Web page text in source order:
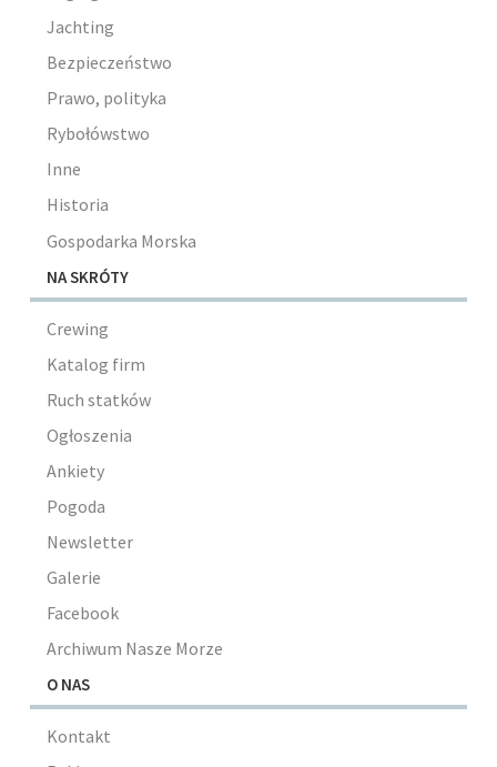
Jachting
Bezpieczeństwo
Prawo, polityka
Rybołówstwo
Inne
Historia
Gospodarka Morska
NA SKRÓTY
Crewing
Katalog firm
Ruch statków
Ogłoszenia
Ankiety
Pogoda
Newsletter
Galerie
Facebook
Archiwum Nasze Morze
O NAS
Kontakt